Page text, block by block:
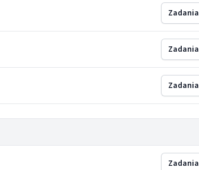
Zadania
Zadania
Zadania
Zadania